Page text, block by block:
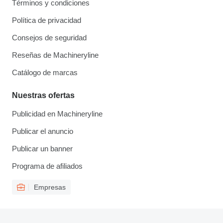
Términos y condiciones
Política de privacidad
Consejos de seguridad
Reseñas de Machineryline
Catálogo de marcas
Nuestras ofertas
Publicidad en Machineryline
Publicar el anuncio
Publicar un banner
Programa de afiliados
Empresas